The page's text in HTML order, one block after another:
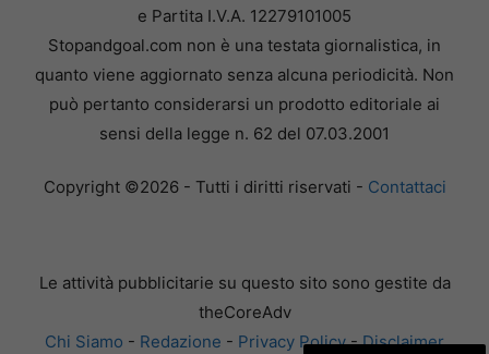
e Partita I.V.A. 12279101005
Stopandgoal.com non è una testata giornalistica, in
quanto viene aggiornato senza alcuna periodicità. Non
può pertanto considerarsi un prodotto editoriale ai
sensi della legge n. 62 del 07.03.2001
Copyright ©2026 - Tutti i diritti riservati - Contattaci
Le attività pubblicitarie su questo sito sono gestite da
theCoreAdv
Chi Siamo - Redazione - Privacy Policy-Disclaimer